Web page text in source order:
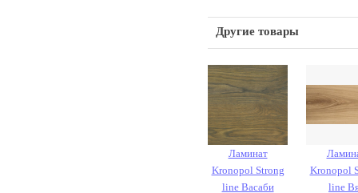
Другие товары
Ламинат
Kronopol Strong
line Васаби
Kronopol
line